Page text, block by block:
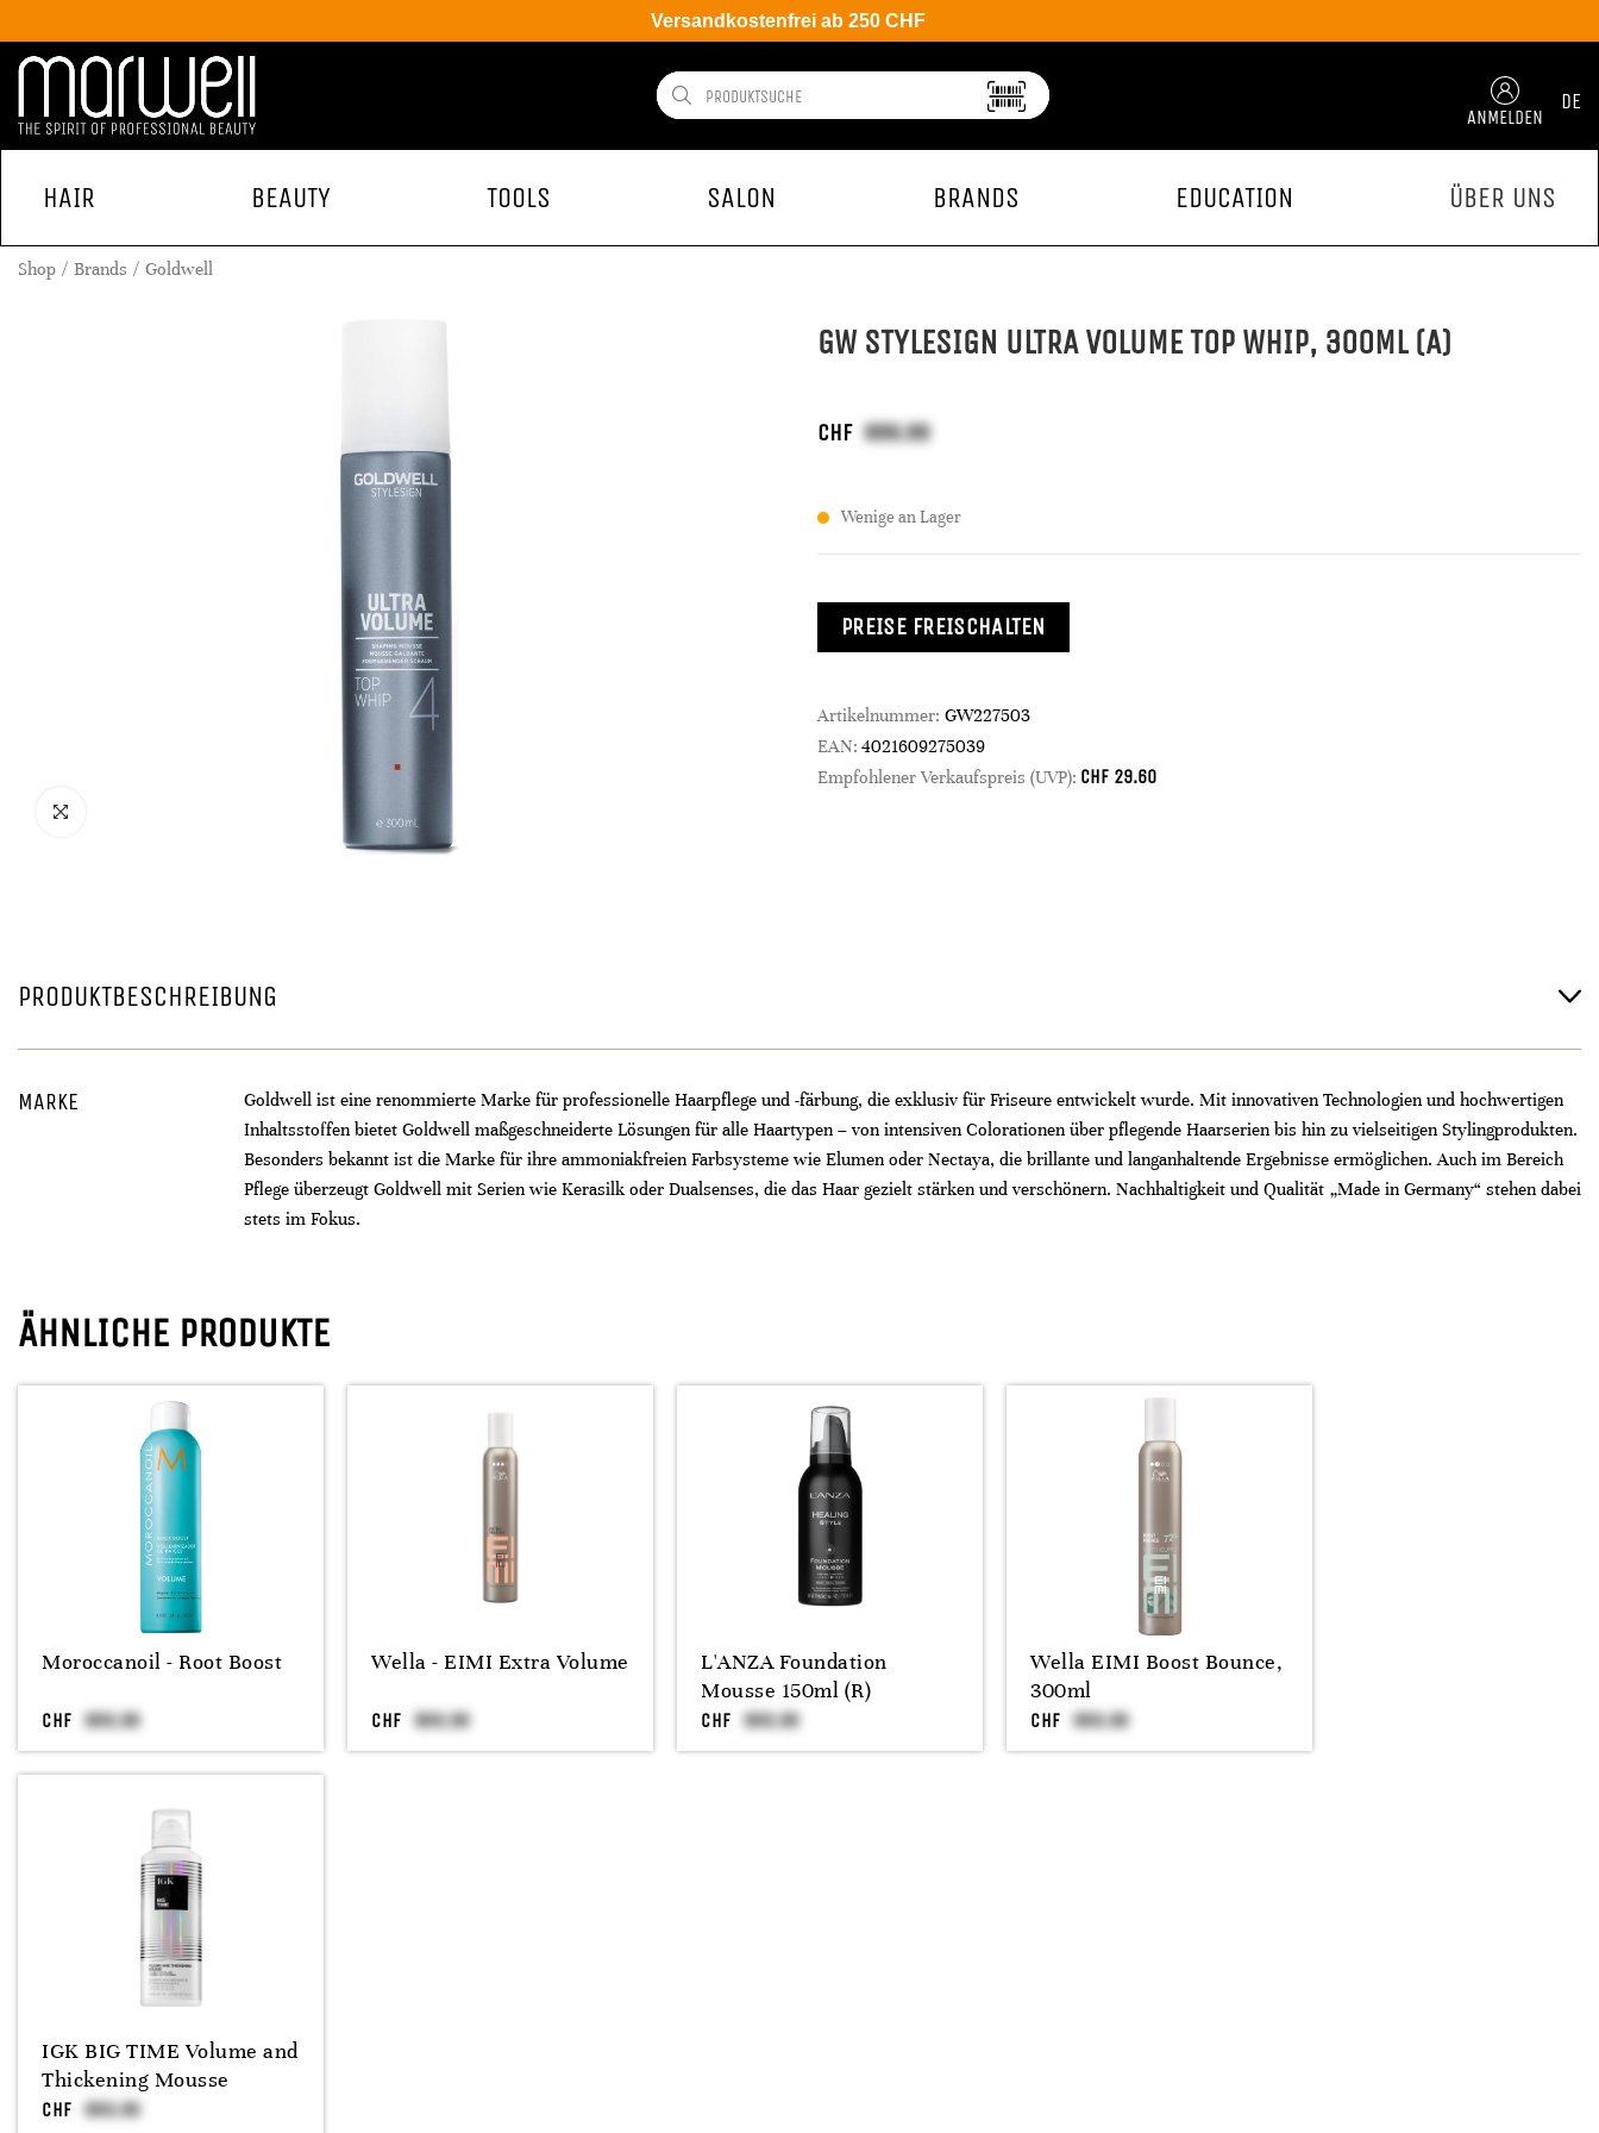
Versandkostenfrei ab 250 CHF
ANMELDEN
DE
HAIR BEAUTY TOOLS SALON BRANDS EDUCATION ÜBER UNS
Shop Brands Goldwell
GW STYLESIGN ULTRA VOLUME TOP WHIP, 300ML (A)
CHF
Wenige an Lager
PREISE FREISCHALTEN
Artikelnummer: GW227503
EAN: 4021609275039
Empfohlener Verkaufspreis (UVP): CHF 29.60
PRODUKTBESCHREIBUNG
MARKE
Goldwell ist eine renommierte Marke für professionelle Haarpflege und -färbung, die exklusiv für Friseure entwickelt wurde. Mit innovativen Technologien und hochwertigen
Inhaltsstoffen bietet Goldwell maßgeschneiderte Lösungen für alle Haartypen – von intensiven Colorationen über pflegende Haarserien bis hin zu vielseitigen Stylingprodukten.
Besonders bekannt ist die Marke für ihre ammoniakfreien Farbsysteme wie Elumen oder Nectaya, die brillante und langanhaltende Ergebnisse ermöglichen. Auch im Bereich
Pflege überzeugt Goldwell mit Serien wie Kerasilk oder Dualsenses, die das Haar gezielt stärken und verschönern. Nachhaltigkeit und Qualität „Made in Germany“ stehen dabei
stets im Fokus.
ÄHNLICHE PRODUKTE
Moroccanoil - Root Boost
CHF
Wella - EIMI Extra Volume
CHF
L'ANZA Foundation
Mousse 150ml (R)
CHF
Wella EIMI Boost Bounce,
300ml
CHF
IGK BIG TIME Volume and
Thickening Mousse
CHF